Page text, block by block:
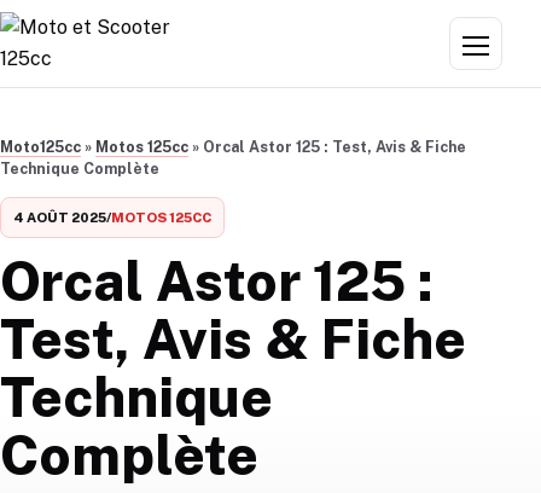
Aller au contenu
Menu
Moto125cc » Motos 125cc » Orcal Astor 125 : Test, Avis & Fiche
Technique Complète
4 AOÛT 2025/MOTOS 125CC
Orcal Astor 125 :
Test, Avis & Fiche
Technique
Complète